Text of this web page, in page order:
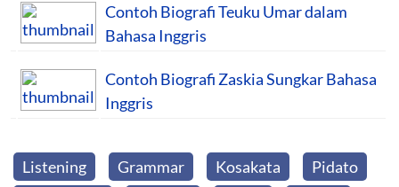
Contoh Biografi Teuku Umar dalam
Bahasa Inggris
Contoh Biografi Zaskia Sungkar Bahasa
Inggris
Listening Grammar Kosakata
Pidato